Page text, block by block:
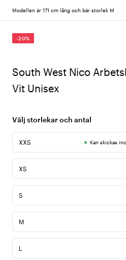
Modellen är 171 cm lång och bär storlek M
-20%
South West Nico
Vit Unisex
Välj storlekar och antal
XXS Kan skickas
XS
S
M
L